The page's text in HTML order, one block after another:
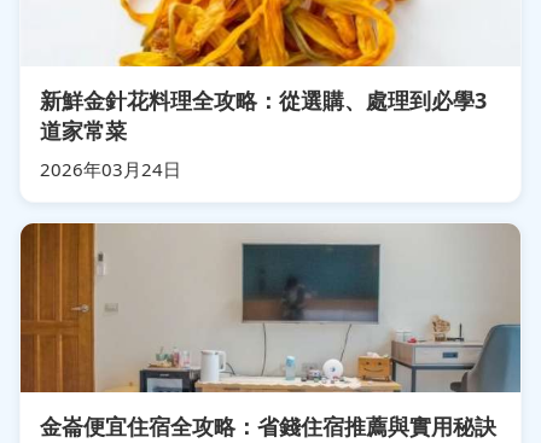
新鮮金針花料理全攻略：從選購、處理到必學3
道家常菜
2026年03月24日
金崙便宜住宿全攻略：省錢住宿推薦與實用秘訣